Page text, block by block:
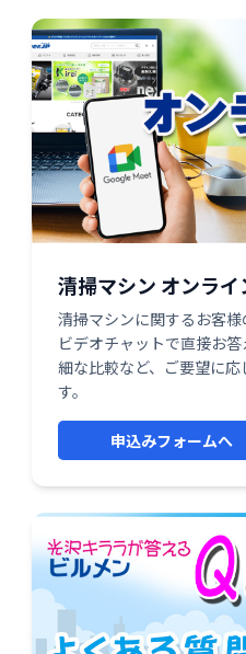
清掃マシン オンラ
清掃マシンに関するお客
ビデオチャットで直接お
細な比較など、ご要望に
す。
申込みフォームへ